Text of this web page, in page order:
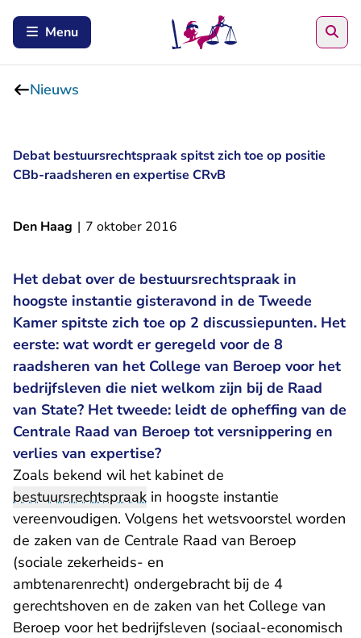
Menu
Nieuws
Debat bestuursrechtspraak spitst zich toe op positie
CBb-raadsheren en expertise CRvB
Den Haag | 7 oktober 2016
Het debat over de bestuursrechtspraak in
hoogste instantie gisteravond in de Tweede
Kamer spitste zich toe op 2 discussiepunten. Het
eerste: wat wordt er geregeld voor de 8
raadsheren van het College van Beroep voor het
bedrijfsleven die niet welkom zijn bij de Raad
van State? Het tweede: leidt de opheffing van de
Centrale Raad van Beroep tot versnippering en
verlies van expertise?
Zoals bekend wil het kabinet de
bestuursrechtspraak in hoogste instantie
vereenvoudigen. Volgens het wetsvoorstel worden
de zaken van de Centrale Raad van Beroep
(sociale zekerheids- en
ambtenarenrecht) ondergebracht bij de 4
gerechtshoven en de zaken van het College van
Beroep voor het bedrijfsleven (sociaal-economisch